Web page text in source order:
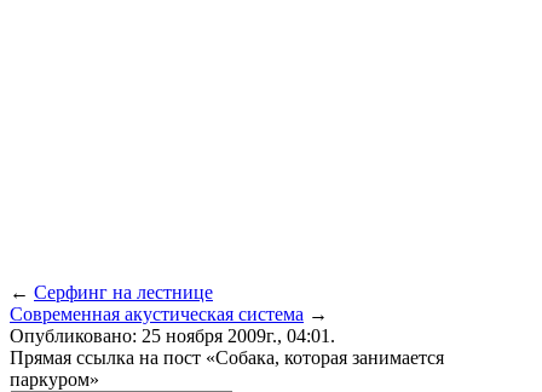
← Серфинг на лестнице
Современная акустическая система →
Опубликовано: 25 ноября 2009г., 04:01.
Прямая ссылка на пост «Собака, которая занимается
паркуром»